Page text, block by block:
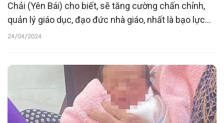
Chải (Yên Bái) cho biết, sẽ tăng cường chấn chỉnh,
quản lý giáo dục, đạo đức nhà giáo, nhất là bạo lực
học đường.
24/04/2024